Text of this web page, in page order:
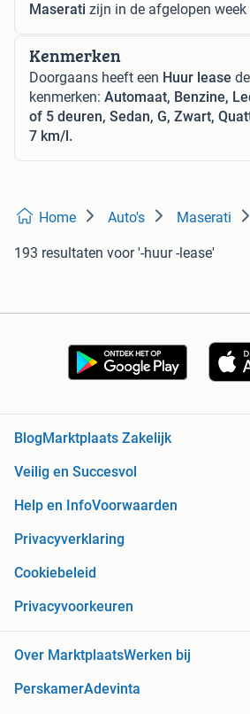
Maserati zijn in de afgelopen week
Kenmerken
Doorgaans heeft een Huur lease
kenmerken: Automaat, Benzine,
of 5 deuren, Sedan, G, Zwart,
7 km/l.
Home Auto's Maserati
193 resultaten voor '-huur -lease'
Blog Marktplaats Zakelijk
Veilig en Succesvol
Help en InfoVoorwaarden
Privacyverklaring
Cookiebeleid
Privacyvoorkeuren
Over MarktplaatsWerken bij
PerskamerAdevinta